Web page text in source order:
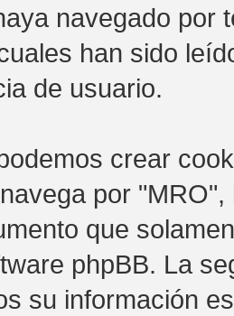
navegado por
han sido
de usuario.
crear
por
que
phpBB. La
su información